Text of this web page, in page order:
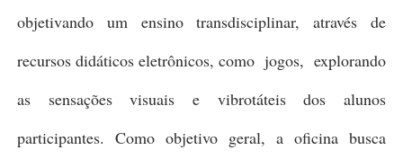
objetivando um ensino transdisciplinar, através de
recursos didáticos eletrônicos, como jogos, explorando
as sensações visuais e vibrotáteis dos alunos
participantes. Como objetivo geral, a oficina busca